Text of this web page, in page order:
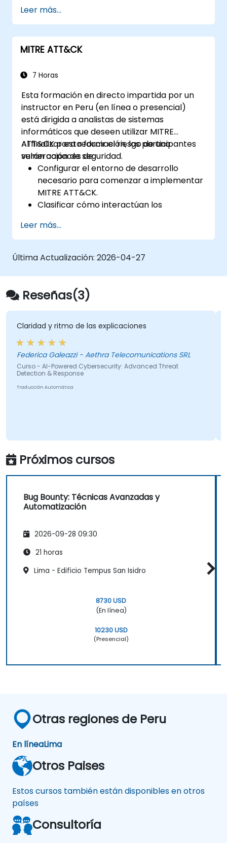
También incluye herramientas, procesos y
mentalidad actualizados para protegerse
contra ataques.
Leer más...
MITRE ATT&CK
7 Horas
Esta formación en directo impartida por un
instructor en Peru (en línea o presencial)
está dirigida a analistas de sistemas
informáticos que deseen utilizar MITRE
ATT&CK para reducir el riesgo de una
vulneración de seguridad.
Al finalizar esta formación, los participantes
serán capaces de:
Configurar el entorno de desarrollo
necesario para comenzar a implementar
MITRE ATT&CK.
Clasificar cómo interactúan los
Documentar las conductas del adversario
dentro de los sistemas.
Rastrear ataques, descifrar patrones y
implementadas.
Leer más...
Última Actualización: 2026-04-27
Reseñas(3)
y ritmo de las explicaciones
Galeazzi - Aethra Telecomunications SRL
Powered Cybersecurity: Advanced Threat
& Response
Automática
Próximos cursos
Bug Bounty: Técnicas Avanzadas y
Automatización
2026-09-28 09:30
21 horas
Lima - Edificio Tempus San Isidro
8730 USD
(En línea)
10230 USD
(Presencial)
Otras regiones de Peru
En líneaLima
Otros Paises
Estos cursos también están disponibles en otros
países
Consultoría